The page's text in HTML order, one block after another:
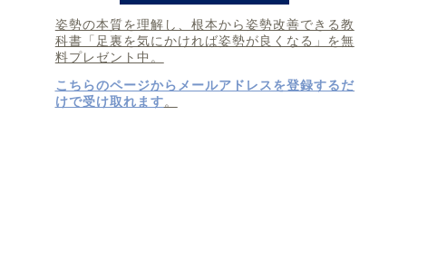
姿勢の本質を理解し、根本から姿勢改善できる教
科書「足裏を気にかければ姿勢が良くなる」を無
料プレゼント中。
こちらのページからメールアドレスを登録するだ
けで受け取れます。